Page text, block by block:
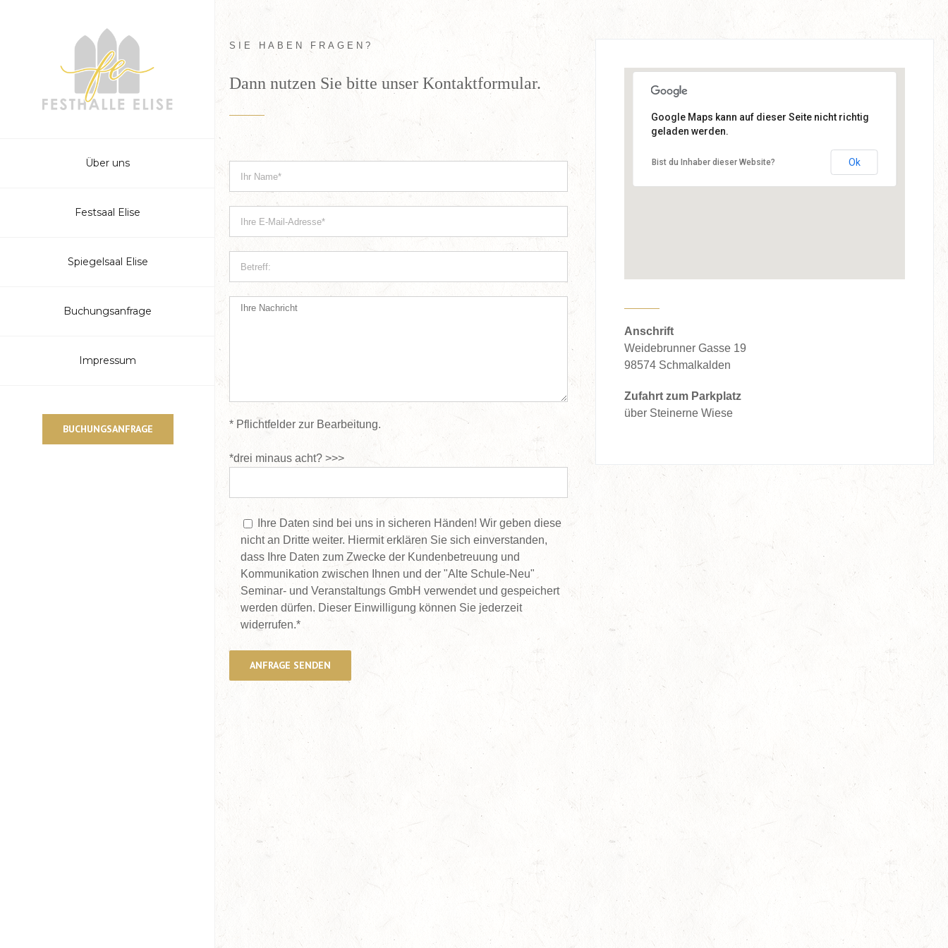
Über uns
Festsaal Elise
Spiegelsaal Elise
Buchungsanfrage
Impressum
BUCHUNGSANFRAGE
SIE HABEN FRAGEN?
Dann nutzen Sie bitte unser Kontaktformular.
* Pflichtfelder zur Bearbeitung.
*drei minaus acht? >>>
Ihre Daten sind bei uns in sicheren Händen! Wir geben diese
nicht an Dritte weiter. Hiermit erklären Sie sich einverstanden,
dass Ihre Daten zum Zwecke der Kundenbetreuung und
Kommunikation zwischen Ihnen und der "Alte Schule-Neu"
Seminar- und Veranstaltungs GmbH verwendet und gespeichert
werden dürfen. Dieser Einwilligung können Sie jederzeit
widerrufen.*
Weidebrunner Gasse 19
98574 Schmalkalden
Google Maps kann auf dieser Seite nicht richtig
geladen werden.
Bist du Inhaber dieser Website? Ok
Anschrift
Weidebrunner Gasse 19
98574 Schmalkalden
Zufahrt zum Parkplatz
über Steinerne Wiese